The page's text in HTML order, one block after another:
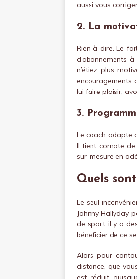
aussi vous
2. La
Rien à dire. Le
d’abonnements
n’étiez plus
encouragements
lui faire plaisir,
3.
Le coach adapte
Il tient compte
sur-mesure en
Quels
Le seul
Johnny Hallyday
de sport il y a
bénéficier de ce
Alors pour
distance, que
est réduit